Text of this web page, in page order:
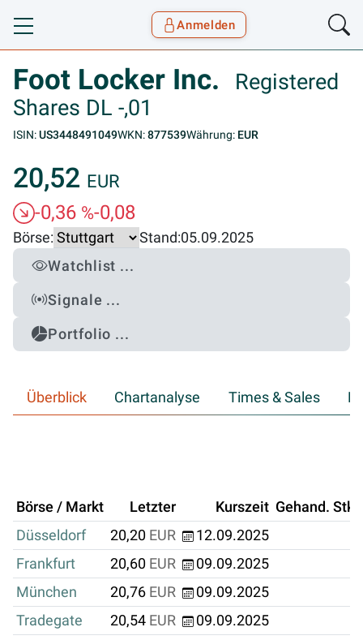
Toggle navigation
Anmelden
Foot Locker Inc.
Registered
Shares DL -,01
ISIN:US3448491049WKN:877539Währung: EUR
20,52 EUR
-0,36 %-0,08
Börse: Stand:05.09.2025
Watchlist ...
Signale ...
Portfolio ...
Überblick Chartanalyse Times & Sales
Börse / Markt Letzter Kurszeit Gehand. Stk.
Düsseldorf
20,20 EUR
12.09.2025
Frankfurt
20,60 EUR
09.09.2025
München
20,76 EUR
09.09.2025
Tradegate
20,54 EUR
09.09.2025